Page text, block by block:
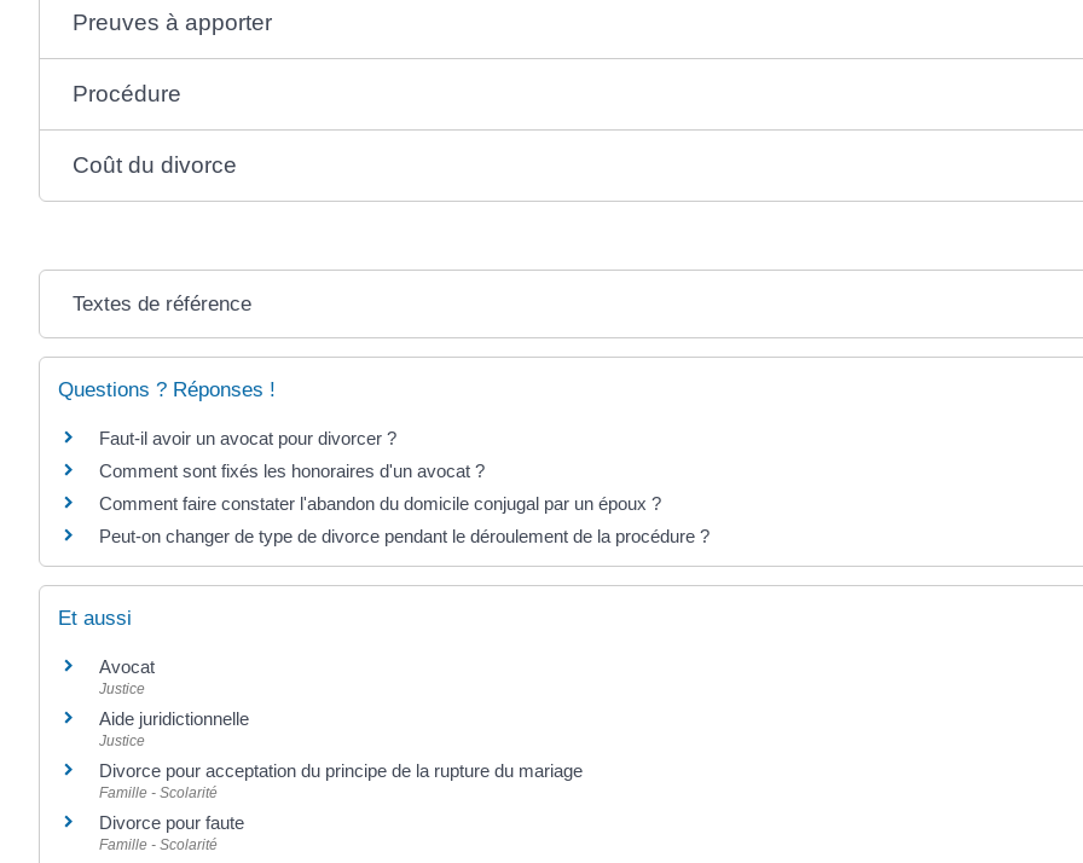
Preuves à apporter
Procédure
Coût du divorce
Textes de référence
Questions ? Réponses !
Faut-il avoir un avocat pour divorcer ?
Comment sont fixés les honoraires d'un avocat ?
Comment faire constater l'abandon du domicile conjugal par un époux ?
Peut-on changer de type de divorce pendant le déroulement de la procédure ?
Et aussi
Avocat
Justice
Aide juridictionnelle
Justice
Divorce pour acceptation du principe de la rupture du mariage
Famille - Scolarité
Divorce pour faute
Famille - Scolarité